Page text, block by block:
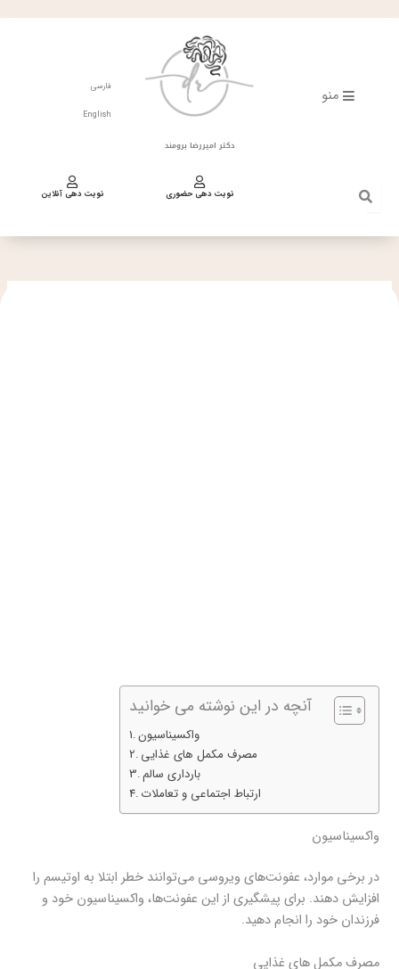
منو
دکتر امیررضا برومند
فارسی
English
نوبت دهی حضوری نوبت دهی آنلاین
آنچه در این نوشته می خوانید
واکسیناسیون
مصرف مکمل های غذایی
بارداری سالم
ارتباط اجتماعی و تعاملات
واکسیناسیون
در برخی موارد، عفونت‌های ویروسی می‌توانند خطر ابتلا به اوتیسم را
افزایش دهند. برای پیشگیری از این عفونت‌ها، واکسیناسیون خود و
فرزندان خود را انجام دهید.
مصرف مکمل های غذایی